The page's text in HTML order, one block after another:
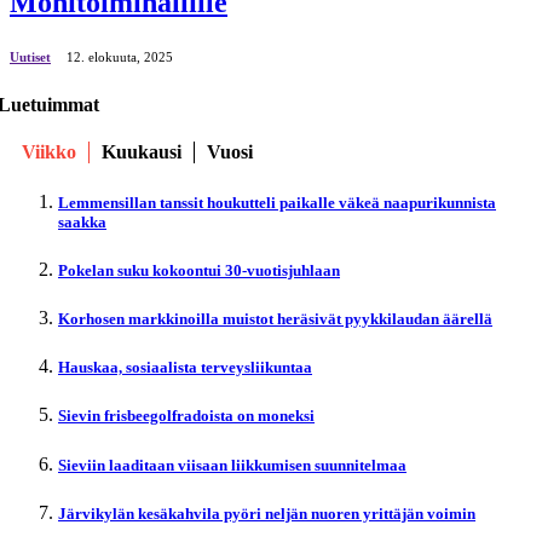
Uutiset 12. elokuuta, 2025
Viikko Kuukausi Vuosi
Lemmensillan tanssit houkutteli paikalle väkeä naapurikunnista
saakka
Pokelan suku kokoontui 30-vuotisjuhlaan
Korhosen markkinoilla muistot heräsivät pyykkilaudan äärellä
Hauskaa, sosiaalista terveysliikuntaa
Sievin frisbeegolfradoista on moneksi
Sieviin laaditaan viisaan liikkumisen suunnitelmaa
Järvikylän kesäkahvila pyöri neljän nuoren yrittäjän voimin